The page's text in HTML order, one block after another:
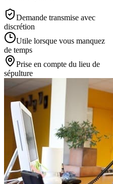
Demande transmise avec
discrétion
Utile lorsque vous manquez
de temps
Prise en compte du lieu de
sépulture